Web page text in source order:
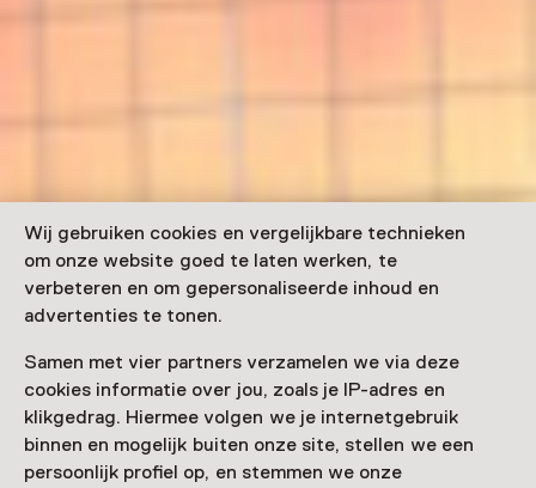
Wij gebruiken cookies en vergelijkbare technieken
om onze website goed te laten werken, te
verbeteren en om gepersonaliseerde inhoud en
advertenties te tonen.
Samen met vier partners verzamelen we via deze
cookies informatie over jou, zoals je IP-adres en
klikgedrag. Hiermee volgen we je internetgebruik
binnen en mogelijk buiten onze site, stellen we een
persoonlijk profiel op, en stemmen we onze